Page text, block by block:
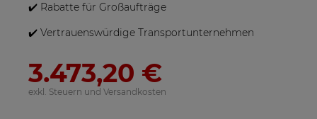
✔️ Rabatte für Großaufträge
✔️ Vertrauenswürdige Transportunternehmen
3.473,20 €
exkl. Steuern und Versandkosten